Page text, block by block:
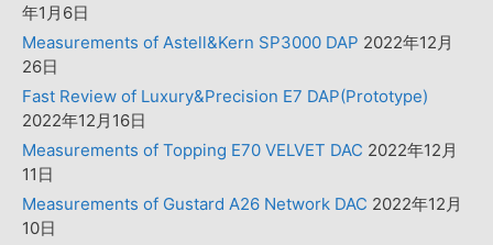
年1月6日
Measurements of Astell&Kern SP3000 DAP 2022年12月
26日
Fast Review of Luxury&Precision E7 DAP(Prototype)
2022年12月16日
Measurements of Topping E70 VELVET DAC 2022年12月
11日
Measurements of Gustard A26 Network DAC 2022年12月
10日